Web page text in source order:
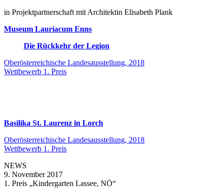
in Projektpartnerschaft mit Architektin Elisabeth Plank
Museum Lauriacum Enns
Die Rückkehr der Legion
Oberösterreichische Landesausstellung, 2018
Wettbewerb 1. Preis
Basilika St. Laurenz in Lorch
Oberösterreichische Landesausstellung, 2018
Wettbewerb 1. Preis
NEWS
9. November 2017
1. Preis „Kindergarten Lassee, NÖ“